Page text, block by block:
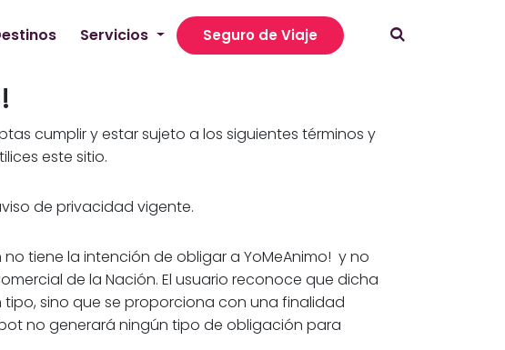
Servicios Seguro de Viaje
cumplir y estar sujeto a los siguientes términos y
este sitio.
de privacidad vigente.
tiene la intención de obligar a YoMeAnimo! y no
de la Nación. El usuario reconoce que dicha
sino que se proporciona con una finalidad
no generará ningún tipo de obligación para